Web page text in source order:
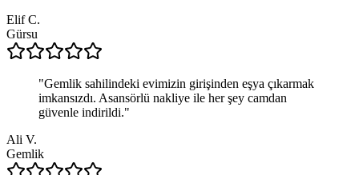
Elif C.
Gürsu
"Gemlik sahilindeki evimizin girişinden eşya çıkarmak
imkansızdı. Asansörlü nakliye ile her şey camdan
güvenle indirildi."
Ali V.
Gemlik